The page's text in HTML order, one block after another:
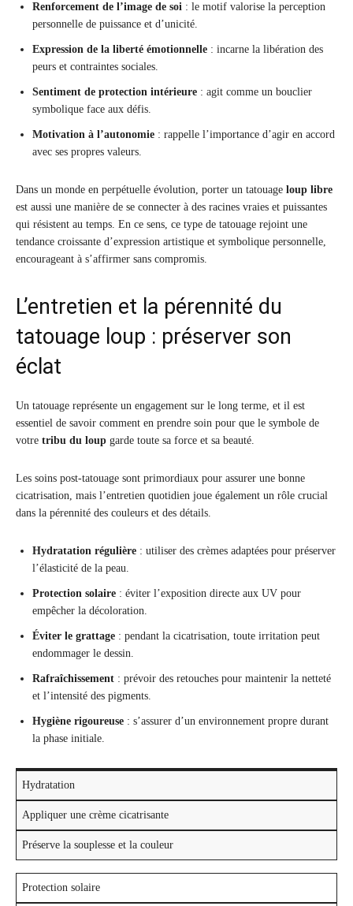
Renforcement de l’image de soi : le motif valorise la perception
personnelle de puissance et d’unicité.
Expression de la liberté émotionnelle : incarne la libération des
peurs et contraintes sociales.
Sentiment de protection intérieure : agit comme un bouclier
symbolique face aux défis.
Motivation à l’autonomie : rappelle l’importance d’agir en accord
avec ses propres valeurs.
Dans un monde en perpétuelle évolution, porter un tatouage loup libre
est aussi une manière de se connecter à des racines vraies et puissantes
qui résistent au temps. En ce sens, ce type de tatouage rejoint une
tendance croissante d’expression artistique et symbolique personnelle,
encourageant à s’affirmer sans compromis.
L’entretien et la pérennité du
tatouage loup : préserver son
éclat
Un tatouage représente un engagement sur le long terme, et il est
essentiel de savoir comment en prendre soin pour que le symbole de
votre tribu du loup garde toute sa force et sa beauté.
Les soins post-tatouage sont primordiaux pour assurer une bonne
cicatrisation, mais l’entretien quotidien joue également un rôle crucial
dans la pérennité des couleurs et des détails.
Hydratation régulière : utiliser des crèmes adaptées pour préserver
l’élasticité de la peau.
Protection solaire : éviter l’exposition directe aux UV pour
empêcher la décoloration.
Éviter le grattage : pendant la cicatrisation, toute irritation peut
endommager le dessin.
Rafraîchissement : prévoir des retouches pour maintenir la netteté
et l’intensité des pigments.
Hygiène rigoureuse : s’assurer d’un environnement propre durant
la phase initiale.
Hydratation
Appliquer une crème cicatrisante
Préserve la souplesse et la couleur
Protection solaire